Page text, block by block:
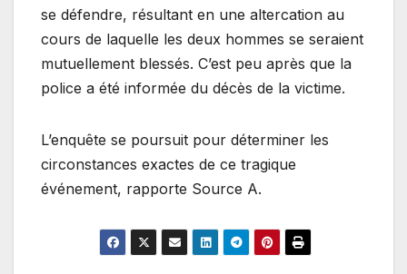
se défendre, résultant en une altercation au
cours de laquelle les deux hommes se seraient
mutuellement blessés. C’est peu après que la
police a été informée du décès de la victime.
L’enquête se poursuit pour déterminer les
circonstances exactes de ce tragique
événement, rapporte Source A.